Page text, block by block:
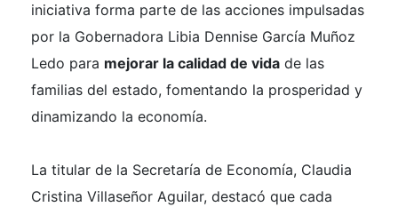
iniciativa forma parte de las acciones impulsadas
por la Gobernadora Libia Dennise García Muñoz
Ledo para mejorar la calidad de vida de las
familias del estado, fomentando la prosperidad y
dinamizando la economía.
La titular de la Secretaría de Economía, Claudia
Cristina Villaseñor Aguilar, destacó que cada